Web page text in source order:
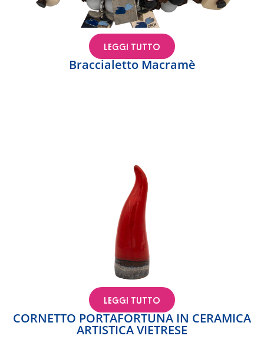
Braccialetto Macramè
LEGGI TUTTO
CORNETTO PORTAFORTUNA IN CERAMICA
ARTISTICA VIETRESE
LEGGI TUTTO